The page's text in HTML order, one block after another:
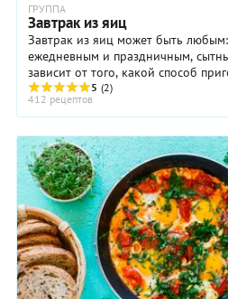
ГРУППА
Завтрак из яиц
Завтрак из яиц может быть
ежедневным и праздничным,
зависит от того, какой способ
выбран, в каком окружении они
сколько яиц на порцию вы
5 (2)
412 рецептов